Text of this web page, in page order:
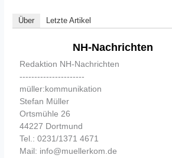
Über Letzte Artikel
NH-Nachrichten
Redaktion NH-Nachrichten
----------------------
müller:kommunikation
Stefan Müller
Ortsmühle 26
44227 Dortmund
Tel.: 0231/1371 4671
Mail: info@muellerkom.de